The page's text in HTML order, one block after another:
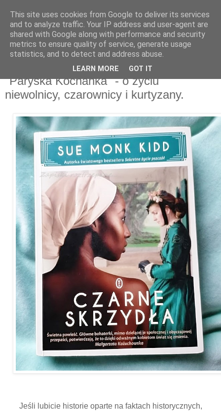
21 kwietnia 2022
"Czarne skrzydła", "Czara wyroczni",
"Paryska Kochanka" - o życiu
niewolnicy, czarownicy i kurtyzany.
Jeśli lubicie historie oparte na faktach historycznych,
This site uses cookies from Google to deliver its services
and to analyze traffic. Your IP address and user-agent are
shared with Google along with performance and security
metrics to ensure quality of service, generate usage
statistics, and to detect and address abuse.
LEARN MORE GOT IT